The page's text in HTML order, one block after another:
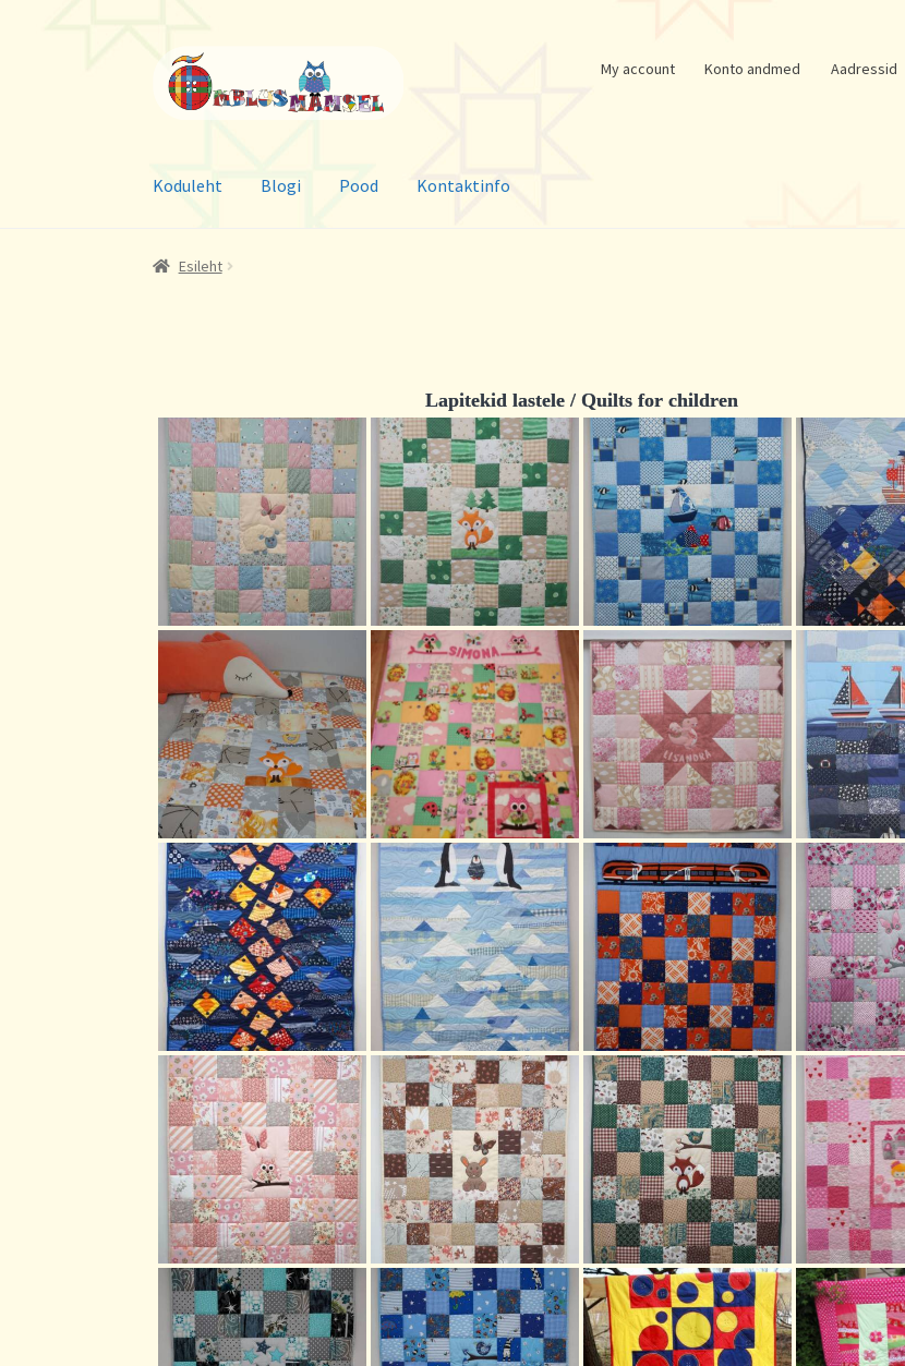
Liigu
navigeerimisele
Liigu
sisu
juurde
My account Konto andmed Aadressid
Koduleht Blogi Pood Kontaktinfo
Esileht
Lapitekid lastele / Quilts for children